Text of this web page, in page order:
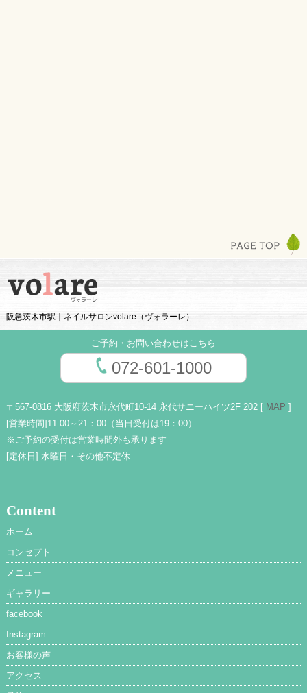
阪急茨木市駅｜ネイルサロンvolare（ヴォラーレ）
ご予約・お問い合わせはこちら
072-601-1000
〒567-0816 大阪府茨木市永代町10-14 永代サニーハイツ2F 202 [ MAP ]
[営業時間] 11:00～21：00（当日受付は19：00）
※ご予約の受付は営業時間外も承ります
[定休日] 水曜日・その他不定休
Content
ホーム
コンセプト
メニュー
ギャラリー
facebook
Instagram
お客様の声
アクセス